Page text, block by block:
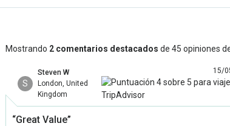
Mostrando 2 comentarios destacados de 45 opiniones
S
Steven W
London, United
Kingdom
15/
“Great Value”